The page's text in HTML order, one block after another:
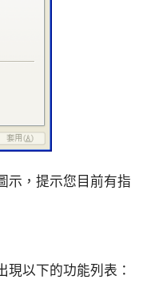
示，提示您目前有指
以下的功能列表：